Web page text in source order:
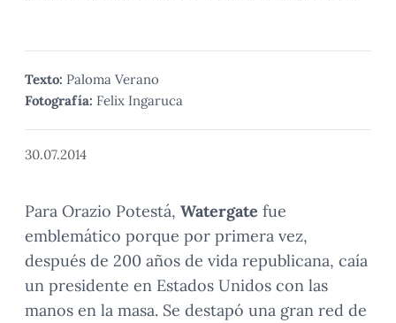
Texto: Paloma Verano
Fotografía: Felix Ingaruca
30.07.2014
Para Orazio Potestá, Watergate fue
emblemático porque por primera vez,
después de 200 años de vida republicana, caía
un presidente en Estados Unidos con las
manos en la masa. Se destapó una gran red de